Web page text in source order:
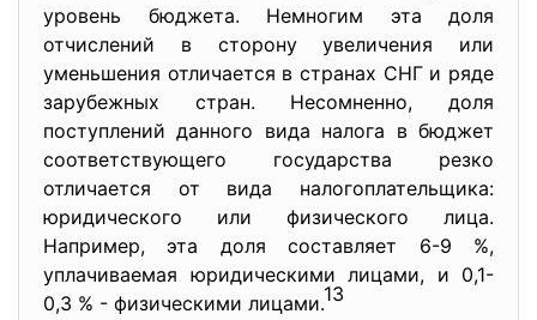
уровень бюджета. Немногим эта доля
отчислений в сторону увеличения или
уменьшения отличается в странах СНГ и ряде
зарубежных стран. Несомненно, доля
поступлений данного вида налога в бюджет
соответствующего государства резко
отличается от вида налогоплательщика:
юридического или физического лица.
Например, эта доля составляет 6-9 %,
уплачиваемая юридическими лицами, и 0,1-
0,3 % - физическими лицами.13